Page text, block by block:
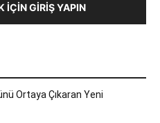
İÇIN GIRIŞ YAPIN
Ortaya Çıkaran Yeni